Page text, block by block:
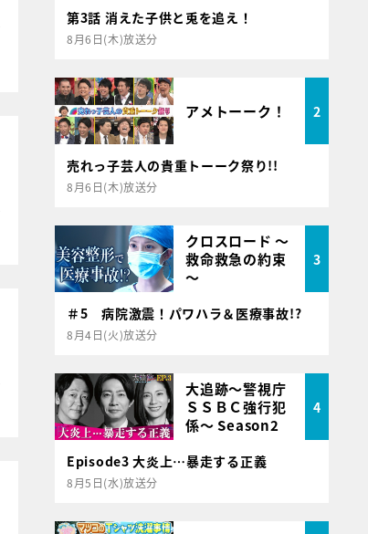
第3話 消えた子供と兎を追え！
8月6日(木)放送分
アメトーーク！ 2
売れっ子芸人の貴重トーーク祭り!!
8月6日(木)放送分
クロスロード ～
救命救急の約束
～
3
＃5 病院激震！パワハラ＆医療事故!?
8月4日(火)放送分
大追跡～警視庁
ＳＳＢＣ強行犯
係～ Season2
4
Episode3 大炎上…暴走する正義
8月5日(水)放送分